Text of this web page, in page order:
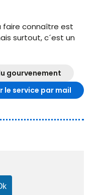
connaître est
surtout, c´est un
gourvenement
le service par mail